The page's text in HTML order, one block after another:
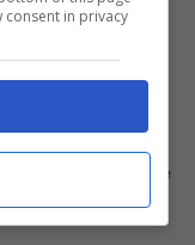
dei banchetti.
duelli e liti
Far incrociare
Si
ma comprenderne
in privacy